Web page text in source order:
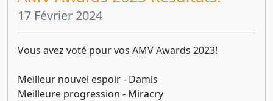
17 Février 2024
Vous avez voté pour vos AMV Awards 2023!
Meilleur nouvel espoir - Damis
Meilleure progression - Miracry